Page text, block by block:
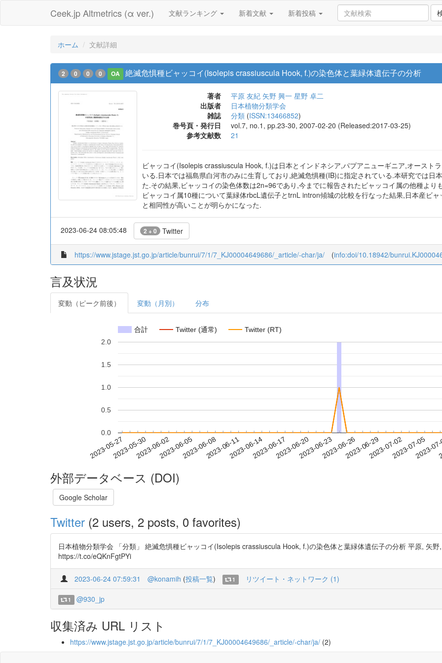
Ceek.jp Altmetrics (α ver.) 文献ランキング 新着文献 新着投稿
ホーム 文献詳細
2 0 0 0 OA 絶滅危惧種ビャッコイ(Isolepis crassiuscula Hook, f.)の染色体と葉緑体遺伝子の分析
著者 平原 友紀 矢野 興一 星野 卓二
出版者
日本植物分類学会
雑誌
分類 (ISSN:13466852)
巻号頁・発行日
vol.7, no.1, pp.23-30, 2007-02-20 (Released:2017-03-25)
参考文献数
21
ビャッコイ(Isolepis crassiuscula Hook, f.)は日本とインドネシア,パプアニューギニア,オースト
いる.日本では福島県白河市のみに生育しており,絶滅危惧種(IB)に指定されている.本研究では日
た.その結果,ビャッコイの染色体数は2n=96であり,今までに報告されたビャッコイ属の他種よ
ビャッコイ属10種について葉緑体rbcL遺伝子とtrnL intron傾城の比較を行なった結果,日本産ビ
と相同性が高いことが明らかになった.
2023-06-24 08:05:48 2 + 0 Twitter
https://www.jstage.jst.go.jp/article/bunrui/7/1/7_KJ00004649686/_article/-char/ja/ (info:doi/10.18942/
言及状況
変動（ピーク前後） 変動（月別） 分布
合計 Twitter (通常) Twitter (RT)
2023-05-272023-05-302023-06-022023-06-052023-06-082023-06-112023-06-142023-06-172023-06-202023-06-232023-06-262023-06-292023-07-022023-07-05
2023-
0.0
0.5
1.0
1.5
2.0
外部データベース (DOI)
Google Scholar
Twitter (2 users, 2 posts, 0 favorites)
日本植物分類学会 「分類」 絶滅危惧種ビャッコイ(Isolepis crassiuscula Hook, f.)の染色体と葉緑体遺伝子の分析 平原, 矢
https://t.co/eQKnFgtPYi
2023-06-24 07:59:31 @konamih (投稿一覧) 1 リツイート・ネットワーク (1)
1 @930_jp
収集済み URL リスト
https://www.jstage.jst.go.jp/article/bunrui/7/1/7_KJ00004649686/_article/-char/ja/ (2)